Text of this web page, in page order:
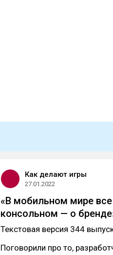
Как делают игры
27.01.2022
«В мобильном мире все
консольном — о
Текстовая версия 344
Поговорили про то,